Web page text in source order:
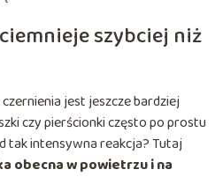
szybciej niż
jest jeszcze bardziej
czy pierścionki często po prostu
tak intensywna reakcja? Tutaj
obecna w powietrzu i na